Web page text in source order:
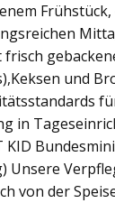
Frühstück,
und
in
KID
Unsere
von der